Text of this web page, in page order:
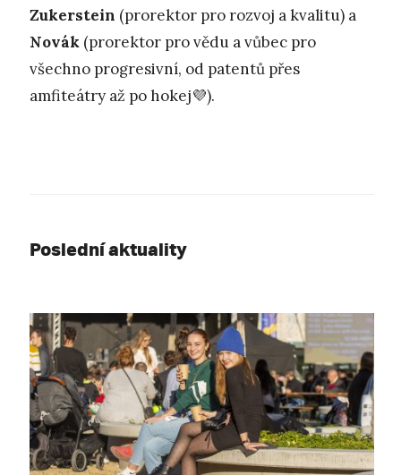
Zukerstein (prorektor pro rozvoj a kvalitu) a
Novák (prorektor pro vědu a vůbec pro
všechno progresivní, od patentů přes
amfiteátry až po hokej💜).
Poslední aktuality